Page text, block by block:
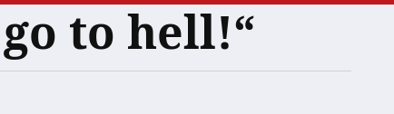
to hell!“